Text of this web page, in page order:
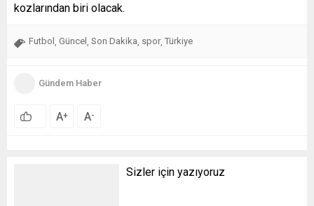
kozlarından biri olacak.
Futbol Güncel Son Dakika spor Türkiye
Gündem Haber
A+ A-
Sizler için yazıyoruz